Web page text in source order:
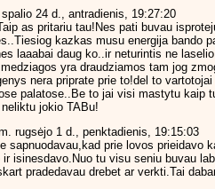
24 d., antradienis, 19:27:20
as pritariu tau!Nes pati buvau
kazkas musu energija bando
laaabai daug ko..ir neturintis ne
yra draudziamos tam jog
nera priprate prie to!del to
palatose..Be to jai visi mastytu kaip
jokio TABu!
rugsėjo 1 d., penktadienis, 19:15:03
sapnuodavau,kad prie lovos prieidavo
isinesdavo.Nuo tu visu seniu buvau
pradedavau drebet ar verkti.Tai